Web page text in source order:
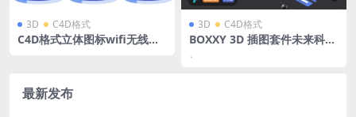
3D C4D格式
C4D格式立体图标wifi无线数
3D C4D格式
BOXXY 3D 插图套件未来科幻
、
最新发布